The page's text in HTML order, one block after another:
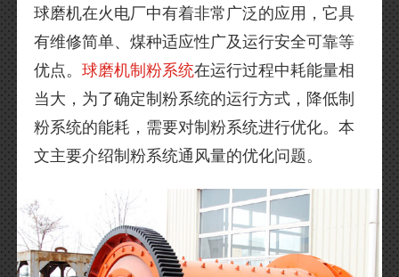
球磨机在火电厂中有着非常广泛的应用，它具
有维修简单、煤种适应性广及运行安全可靠等
优点。球磨机制粉系统在运行过程中耗能量相
当大，为了确定制粉系统的运行方式，降低制
粉系统的能耗，需要对制粉系统进行优化。本
文主要介绍制粉系统通风量的优化问题。